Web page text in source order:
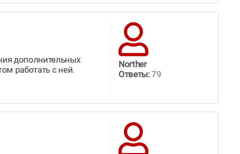
дополнительных
работать с ней.
Norther
Ответы:79